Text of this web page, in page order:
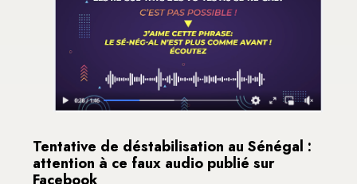
Tentative de déstabilisation au Sénégal :
attention à ce faux audio publié sur